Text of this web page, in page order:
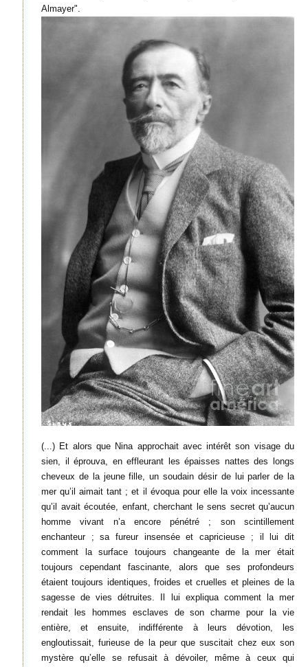
Almayer".
(...) Et alors que Nina approchait avec intérêt son visage du
sien, il éprouva, en effleurant les épaisses nattes des longs
cheveux de la jeune fille, un soudain désir de lui parler de la
mer qu’il aimait tant ; et il évoqua pour elle la voix incessante
qu’il avait écoutée, enfant, cherchant le sens secret qu’aucun
homme vivant n’a encore pénétré ; son scintillement
enchanteur ; sa fureur insensée et capricieuse ; il lui dit
comment la surface toujours changeante de la mer était
toujours cependant fascinante, alors que ses profondeurs
étaient toujours identiques, froides et cruelles et pleines de la
sagesse de vies détruites. Il lui expliqua comment la mer
rendait les hommes esclaves de son charme pour la vie
entière, et ensuite, indifférente à leurs dévotion, les
engloutissait, furieuse de la peur que suscitait chez eux son
mystère qu’elle se refusait à dévoiler, même à ceux qui